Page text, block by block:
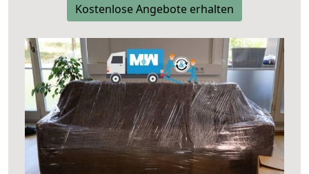
Kostenlose Angebote erhalten